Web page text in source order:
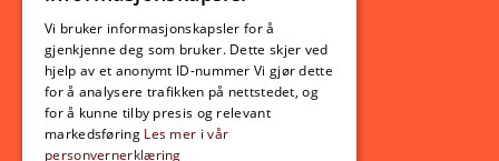
Opptak
Lov- og regelverk
Aktuelt
Vi bruker informasjonskapsler for å
gjenkjenne deg som bruker. Dette skjer ved
hjelp av et anonymt ID-nummer Vi gjør dette
for å analysere trafikken på nettstedet, og
for å kunne tilby presis og relevant
markedsføring Les mer i vår
personvernerklæring